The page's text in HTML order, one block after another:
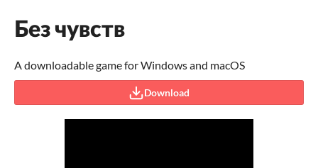
Без чувств
A downloadable game for Windows and macOS
Download